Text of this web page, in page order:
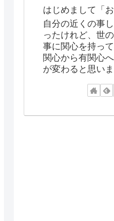
はじめまして「
自分の近くの事
ったけれど、世
事に関心を持っ
関心から有関心
が変わると思いま